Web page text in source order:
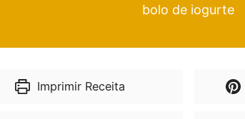
bolo de iogurte
Imprimir Receita